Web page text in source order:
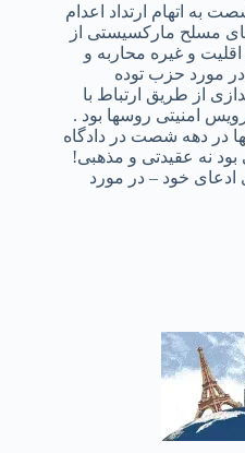
به اتهام ارتداد اعدام
مسلح مارکسیستی از
اقلیت و غیره محاربه و
مورد حزب توده
از طریق ارتباط با
امنیتی روسها بود .
در دهه شصت در دادگاه
بود نه عقیدتی و مذهبی!
ادعای خود – در مورد